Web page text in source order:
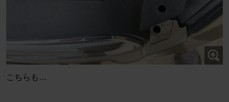
こちらも…